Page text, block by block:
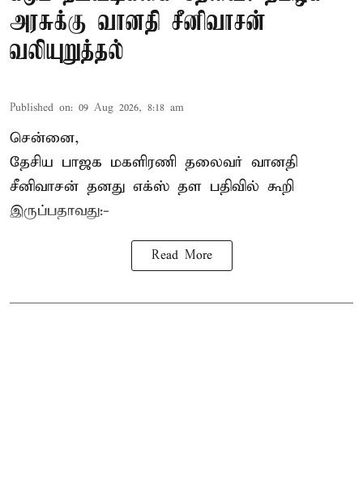
அரசுக்கு வானதி சீனிவாசன்
வலியுறுத்தல்
Published on: 09 Aug 2026, 8:18 am
சென்னை,
தேசிய பாஜக மகளிரணி தலைவர் வானதி
சீனிவாசன் தனது எக்ஸ் தள பதிவில் கூறி
இருப்பதாவது:-
Read More